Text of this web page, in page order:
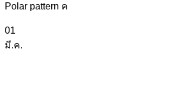
Polar pattern ค
01
มี.ค.